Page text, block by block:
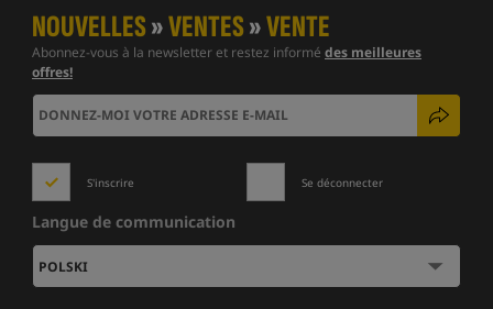
NOUVELLES»VENTES»VENTE
Abonnez-vous à la newsletter et restez informé des meilleures
offres!
S'inscrire Se déconnecter
Langue de communication